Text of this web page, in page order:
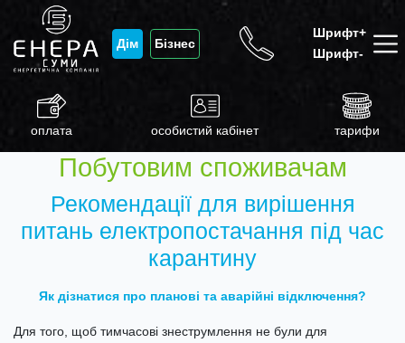
Дім Бізнес
Шрифт+
Шрифт-
оплата особистий кабінет тарифи
Побутовим споживачам
Рекомендації для вирішення
питань електропостачання під час
карантину
Як дізнатися про планові та аварійні відключення?
Для того, щоб тимчасові знеструмлення не були для